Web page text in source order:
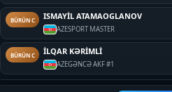
BÜRÜNC ISMAYİL ATAMAOGLANOV
AZESPORT MASTER
BÜRÜNC İLQAR KƏRİMLİ
AZEGƏNCƏ AKF #1